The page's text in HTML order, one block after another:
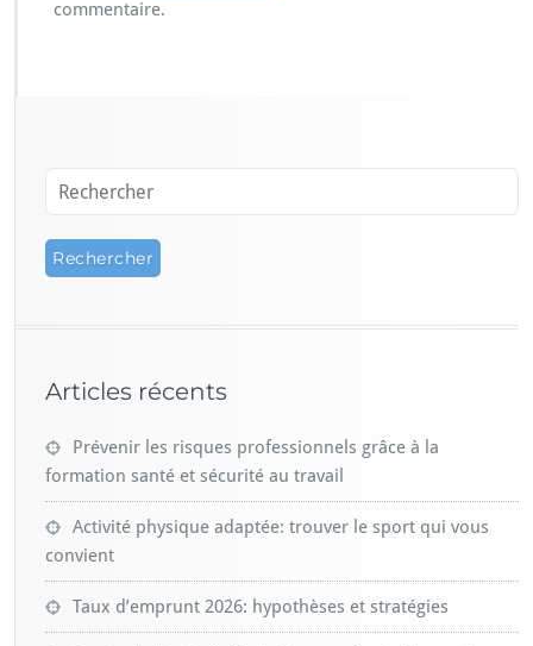
commentaire.
Articles récents
Prévenir les risques professionnels grâce à la
formation santé et sécurité au travail
Activité physique adaptée: trouver le sport qui vous
convient
Taux d’emprunt 2026: hypothèses et stratégies